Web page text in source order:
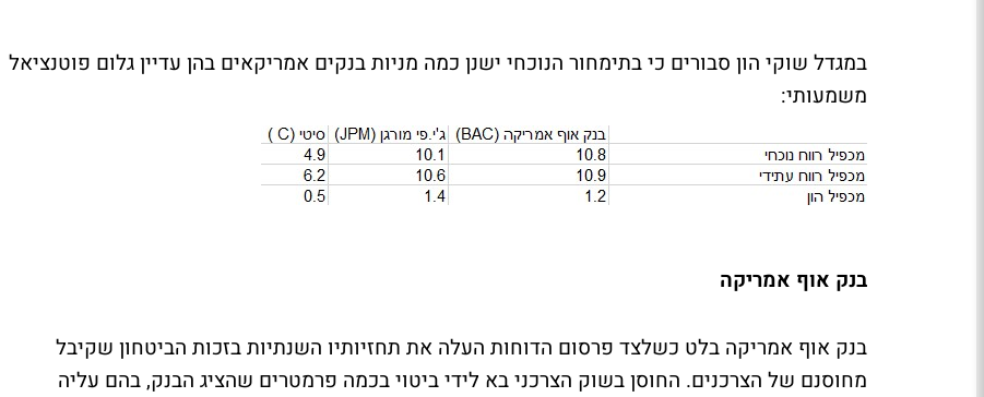
במגדל שוקי הון סבורים כי בתימחור הנוכחי ישנן כמה מניות בנקים אמריקאים בהן עדיין גלום פוטנציאל
משמעותי:
בנק אוף אמריקה
בנק אוף אמריקה בלט כשלצד פרסום הדוחות העלה את תחזיותיו השנתיות בזכות הביטחון שקיבל
מחוסנם של הצרכנים. החוסן בשוק הצרכני בא לידי ביטוי בכמה פרמטרים שהציג הבנק, בהם עליה